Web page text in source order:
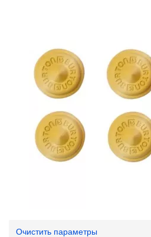
Очистить параметры